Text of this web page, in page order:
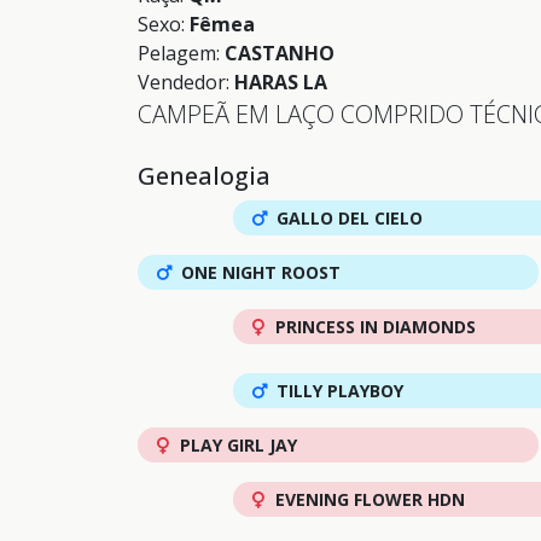
Sexo: Fêmea
Pelagem: CASTANHO
Vendedor: HARAS LA
CAMPEÃ EM LAÇO COMPRIDO
Genealogia
GALLO DEL CIELO
ONE NIGHT ROOST
PRINCESS IN DIAMONDS
TILLY PLAYBOY
PLAY GIRL JAY
EVENING FLOWER HDN